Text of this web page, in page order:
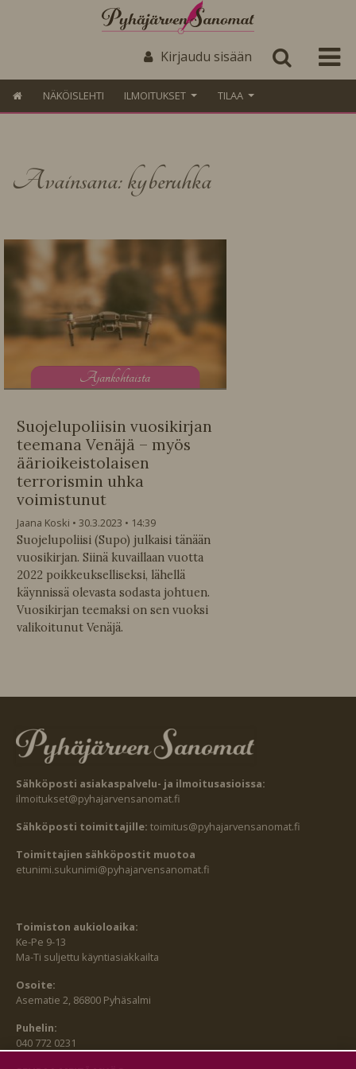
Kirjaudu sisään
NÄKÖISLEHTI ILMOITUKSET TILAA
Avainsana: kyberuhka
Ajankohtaista
Suojelupoliisin vuosikirjan
teemana Venäjä – myös
äärioikeistolaisen
terrorismin uhka
voimistunut
Jaana Koski 30.3.2023
14:39
Suojelupoliisi (Supo) julkaisi tänään
vuosikirjan. Siinä kuvaillaan vuotta
2022 poikkeukselliseksi, lähellä
käynnissä olevasta sodasta johtuen.
Vuosikirjan teemaksi on sen vuoksi
valikoitunut Venäjä.
Sähköposti asiakaspalvelu- ja ilmoitusasioissa:
ilmoitukset@pyhajarvensanomat.fi
Sähköposti toimittajille: toimitus@pyhajarvensanomat.fi
Toimittajien sähköpostit muotoa
etunimi.sukunimi@pyhajarvensanomat.fi
Toimiston aukioloaika:
Ke-Pe 9-13
Ma-Ti suljettu käyntiasiakkailta
Osoite:
Asematie 2, 86800 Pyhäsalmi
Puhelin:
040 772 0231